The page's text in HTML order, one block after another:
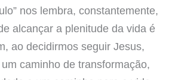
nos lembra, constantemente,
alcançar a plenitude da vida é
ao decidirmos seguir Jesus,
caminho de transformação,